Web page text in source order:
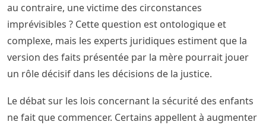
au contraire, une victime des circonstances
imprévisibles ? Cette question est ontologique et
complexe, mais les experts juridiques estiment que la
version des faits présentée par la mère pourrait jouer
un rôle décisif dans les décisions de la justice.
Le débat sur les lois concernant la sécurité des enfants
ne fait que commencer. Certains appellent à augmenter